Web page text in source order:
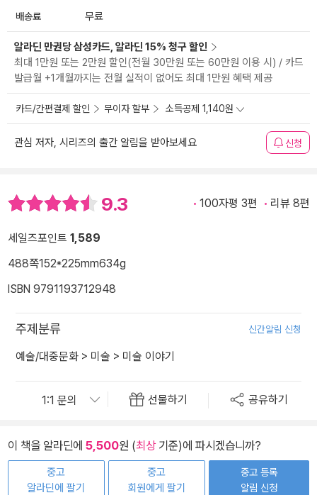
배송료 무료
알라딘 만권당 삼성카드, 알라딘 15% 청구 할인
최대 1만원 또는 2만원 할인(전월 30만원 또는 60만원 이용 시) / 카드
발급월 +1개월까지는 전월 실적이 없어도 최대 1만원 혜택 제공
카드/간편결제 할인 무이자 할부 소득공제 1,140원
관심 저자, 시리즈의 출간 알림을 받아보세요 신청
9.3 100자평 3편 리뷰 8편
세일즈포인트 1,589
488쪽152*225mm634g
ISBN 9791193712948
주제분류 신간알림 신청
예술/대중문화 > 미술 > 미술 이야기
선물하기 공유하기
이 책을 알라딘에 5,500원 (최상기준)에 파시겠습니까?
중고
알라딘에 팔기
중고
회원에게 팔기
중고 등록
알림 신청